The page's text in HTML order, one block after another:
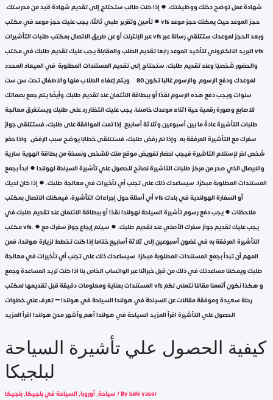
شهادة عمل توضح دخلك ووظيفتك. ● إذا كنت طالب ستحتاج إلى تقديم شهادة قيد من مدرستك.
● تأمين وتقرير طبي ثالثًا، يجب عليك حجز موعد في مكتب vfs حجز الموعد حيث يمكنك حجز موعد
عبر الإنترنت أو عن طريق الاتصال بمكتب طلبات التأشيرات vfs وبعد الحجز لموعدك ستتلقي رسالة عبر
البريد الالكتروني لتأكيد الموعد رابعا تقديم الطلب والمقابلة يجب عليك تقديم طلبك في مكتب vfs
والحضور شخصيًا وعند تقديم طلبك، ستحتاج إلى تقديم المستندات المطلوبة في الميعاد المحدد
لموعدك ودفع الرسوم والرسوم غالبا تكون 80£ ويتم إعفاء الطلاب منها والاطفال تحت سن ست
سنوات ويجب دفع هذه الرسوم نقدًا أو ببطاقة الائتمان عند تقديم طلبك.وأيضًا يتم جمع بصماتك
للاصابع وصورة رقمية حية اثناء موعدك خامسًا، يجب عليك انتظار رد على طلبك ويستغرق معالجة
طلبات التأشيرة عادةً ما بين أسبوعين وثلاثة أسابيع. إذا تمت الموافقة على طلبك، فستتلقى جواز
سفرك مع التأشيرة المرفقة به. وإذا تم رفض طلبك، فستتلقى خطابًا يوضح سبب الرفض واذا حضر
شخص اخر لإستلام التاشيرة فيجب احضار تفويض موقع منك للشخص ونسخة من بطاقة الهوية سارية
والايصال الذي صدر من مركز طلبات التاشيرة نصائح للحصول علي تأشيرة السياحة لهولندا ● ابدأ بجمع
المستندات المطلوبة مبكرًا. سيساعدك ذلك على تجنب أي تأخيرات في معالجة طلبك. ● إذا كان لديك
أي أسئلة حول إجراءات التأشيرة، فيمكنك الاتصال بمكتب vfs أو السفارة الهولندية في بلدك
ملاحظات ● يجب دفع رسوم تأشيرة السياحة لهولندا نقدًا أو ببطاقة الائتمان عند تقديم طلبك في
مكتب vfs. ● يجب عليك تقديم جواز سفرك الأصلي عند تقديم طلبك. ● سيتم إرجاع جواز سفرك مع
التأشيرة المرفقة به في غضون أسبوعين إلى ثلاثة أسابيع ختاما إذا كنت تخطط لزيارة هولندا، فمن
المهم أن تبدأ بجمع المستندات المطلوبة مبكرًا. سيساعدك ذلك على تجنب أي تأخيرات في معالجة
طلبك ويمكننا مساعدتك في ذلك من قبل خبرائنا عبر الواتساب الخاص بنا اذا كنت تريد المساعدة وجمع
المستندات بعناية ومعلومات دقيقة قبل تقديمها لمكتب vfs و هكذا نكون أتممنا مقالنا نتمنى لكم
رحلة سعيدة وموفقة مقالات عن السياحة في هولندا السياحة في هولندا – تعرف علي خطوات
الحصول علي التأشيرة اقرأ المزيد السياحة في هولندا أهم وأشهر مدن هولندا اقرأ المزيد
كيفية الحصول علي تأشيرة السياحة
لبلجيكا
سياحة,أوروبا,السياحة في بلجيكا,بلجيكا / Bybahi yaser